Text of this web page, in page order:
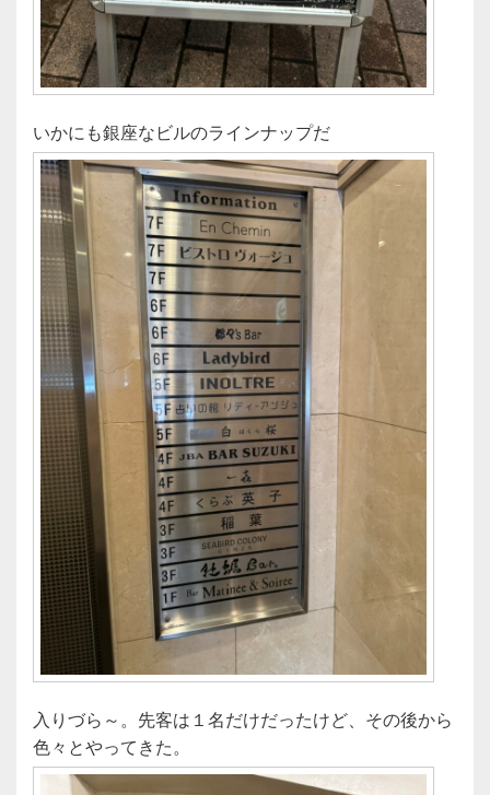
いかにも銀座なビルのラインナップだ
入りづら～。先客は１名だけだったけど、その後から
色々とやってきた。